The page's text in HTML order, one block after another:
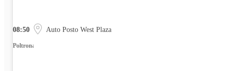
08:50 Auto Posto West Plaza
Poltrona